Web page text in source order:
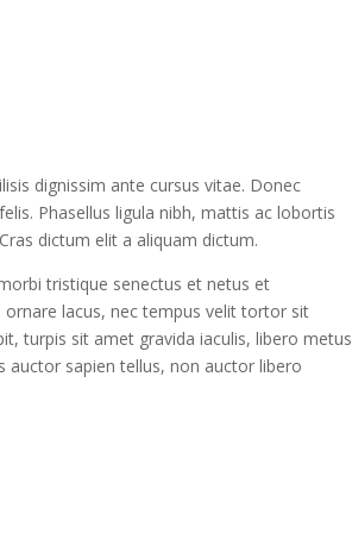
dignissim ante cursus vitae. Donec
Phasellus ligula nibh, mattis ac lobortis
dictum elit a aliquam dictum.
tristique senectus et netus et
lacus, nec tempus velit tortor sit
turpis sit amet gravida iaculis, libero metus
auctor sapien tellus, non auctor libero